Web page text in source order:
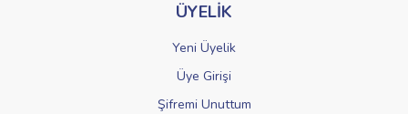
ÜYELİK
Yeni Üyelik
Üye Girişi
Şifremi Unuttum